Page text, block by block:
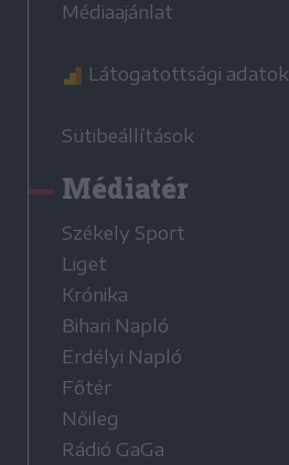
Médiaajánlat
Látogatottsági adatok
Sütibeállítások
Médiatér
Székely Sport
Liget
Krónika
Bihari Napló
Erdélyi Napló
Főtér
Nőileg
Rádió GaGa